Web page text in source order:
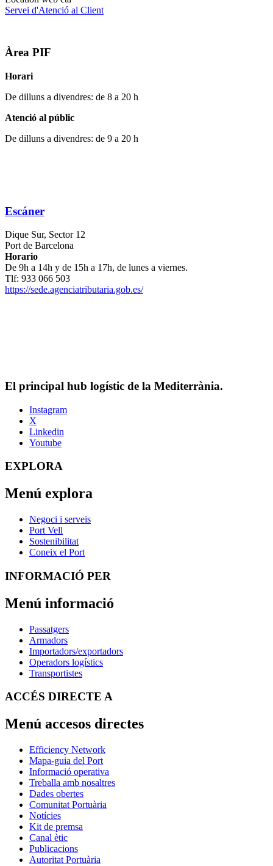
Servei d'Atenció al Client
Àrea PIF
Horari
De dilluns a divendres: de 8 a 20 h
Atenció al públic
De dilluns a divendres: de 9 a 20 h
Escáner
Dique Sur, Sector 12
Port de Barcelona
Horario
De 9h a 14h y de 15h a 17h, de lunes a viernes.
Tlf: 933 066 503
https://sede.agenciatributaria.gob.es/
El principal hub logístic de la Mediterrània.
Instagram
X
Linkedin
Youtube
EXPLORA
Menú explora
Negoci i serveis
Port Vell
Sostenibilitat
Coneix el Port
INFORMACIÓ PER
Menú informació
Passatgers
Armadors
Importadors/exportadors
Operadors logístics
Transportistes
ACCÉS DIRECTE A
Menú accesos directes
Efficiency Network
Mapa-guia del Port
Informació operativa
Treballa amb nosaltres
Dades obertes
Comunitat Portuària
Notícies
Kit de premsa
Canal ètic
Publicacions
Autoritat Portuària